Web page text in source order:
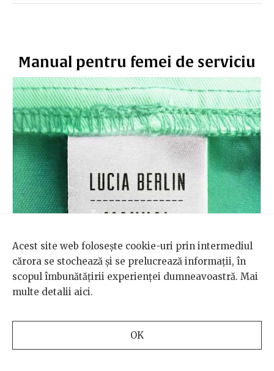
Manual pentru femei de serviciu
Acest site web folosește cookie-uri prin intermediul
cărora se stochează și se prelucrează informații, în
scopul îmbunătățirii experienței dumneavoastră. Mai
multe detalii aici.
OK